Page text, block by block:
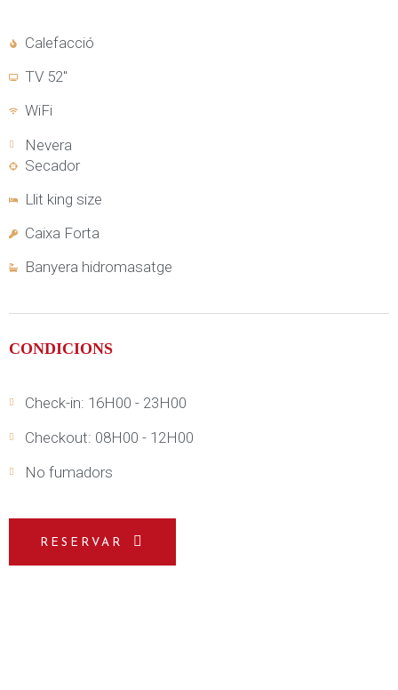
Calefacció
TV 52"
WiFi
Nevera
Secador
Llit king size
Caixa Forta
Banyera hidromasatge
CONDICIONS
Check-in: 16H00 - 23H00
Checkout: 08H00 - 12H00
No fumadors
RESERVAR